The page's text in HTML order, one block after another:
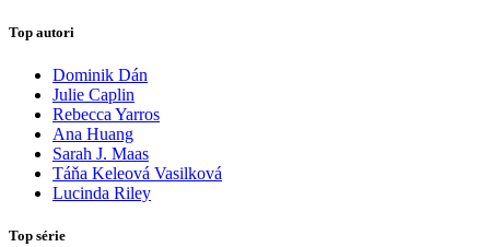
Top autori
Dominik Dán
Julie Caplin
Rebecca Yarros
Ana Huang
Sarah J. Maas
Táňa Keleová Vasilková
Lucinda Riley
Top série